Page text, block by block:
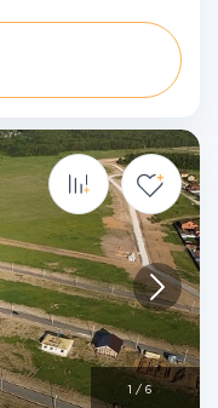
/ 6